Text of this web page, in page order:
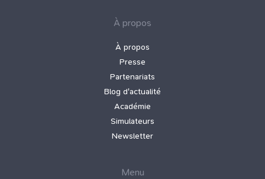
À propos
À propos
Presse
Partenariats
Blog d'actualité
Académie
Simulateurs
Newsletter
Menu